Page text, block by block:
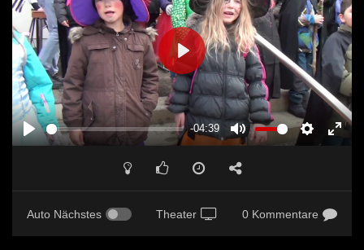
PLAY
-04:39
MUTE SETTINGS
PLAY
Auto Nächstes Theater 0 Kommentare